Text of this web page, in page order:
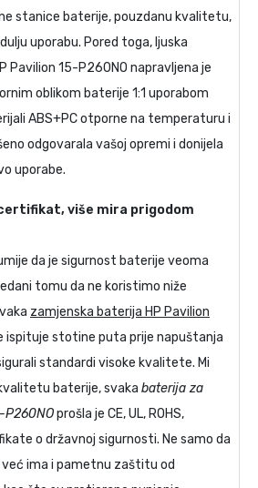
stanice baterije, pouzdanu kvalitetu,
uporabu. Pored toga, ljuska
Pavilion 15-P260NO napravljena je
oblikom baterije 1:1 uporabom
ABS+PC otporne na temperaturu i
odgovarala vašoj opremi i donijela
uporabe.
više mira prigodom
da je sigurnost baterije veoma
tomu da ne koristimo niže
zamjenska baterija HP Pavilion
ispituje stotine puta prije napuštanja
standardi visoke kvalitete. Mi
baterije, svaka baterija za
P260NOprošla je CE, UL, ROHS,
o državnoj sigurnosti. Ne samo da
već ima i pametnu zaštitu od